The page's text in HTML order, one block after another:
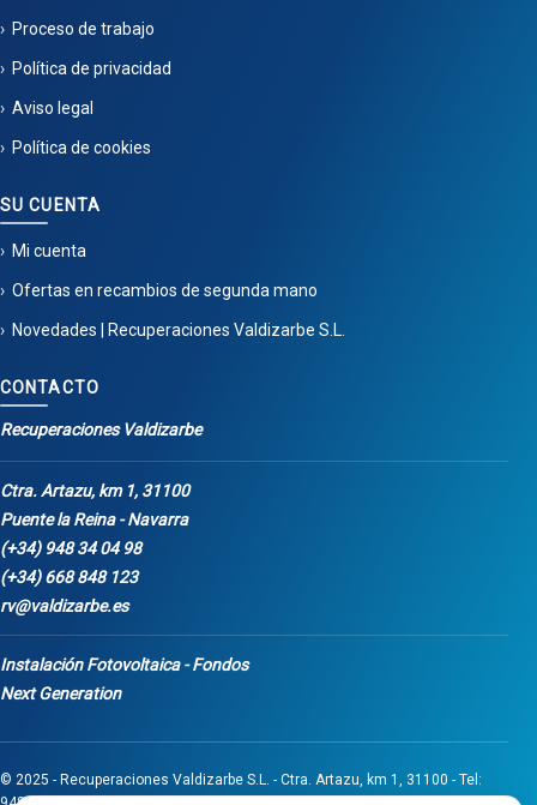
Proceso de trabajo
Política de privacidad
Aviso legal
Política de cookies
SU CUENTA
Mi cuenta
Ofertas en recambios de segunda mano
Novedades | Recuperaciones Valdizarbe S.L.
CONTACTO
Recuperaciones Valdizarbe
Ctra. Artazu, km 1, 31100
Puente la Reina - Navarra
(+34) 948 34 04 98
(+34) 668 848 123
rv@valdizarbe.es
Instalación Fotovoltaica - Fondos
Next Generation
© 2025 - Recuperaciones Valdizarbe S.L. - Ctra. Artazu, km 1, 31100 - Tel: